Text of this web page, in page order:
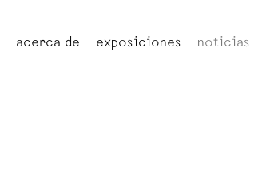
acerca de exposiciones noticias